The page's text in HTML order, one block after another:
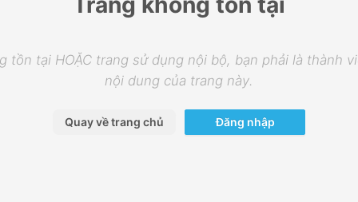
tồn tại HOẶC trang sử dụng nội bộ, bạn phải là thành
nội dung của trang này.
Quay về trang chủ Đăng nhập